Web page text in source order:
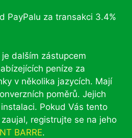
PayPalu za transakci 3.4%
je dalším zástupcem
peníze za
v několika jazycích. Mají
poměrů. Jejich
Pokud Vás tento
registrujte se na jeho
BARRE.